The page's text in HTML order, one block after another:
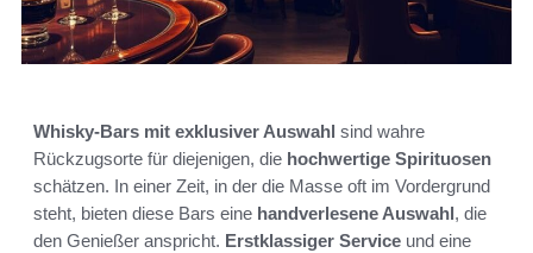
Whisky-Bars mit exklusiver Auswahl sind wahre
Rückzugsorte für diejenigen, die hochwertige Spirituosen
schätzen. In einer Zeit, in der die Masse oft im Vordergrund
steht, bieten diese Bars eine handverlesene Auswahl, die
den Genießer anspricht. Erstklassiger Service und eine